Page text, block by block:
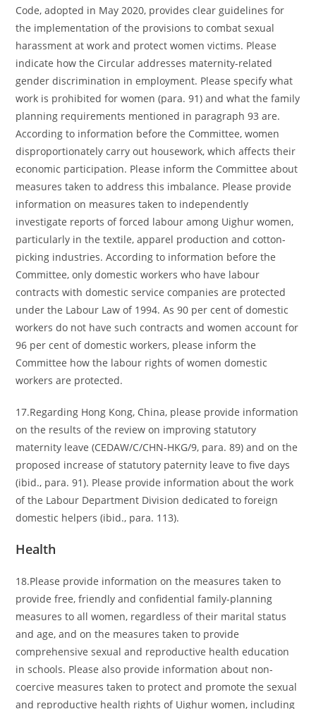
Code, adopted in May 2020, provides clear guidelines for
the implementation of the provisions to combat sexual
harassment at work and protect women victims. Please
indicate how the Circular addresses maternity-related
gender discrimination in employment. Please specify what
work is prohibited for women (para. 91) and what the family
planning requirements mentioned in paragraph 93 are.
According to information before the Committee, women
disproportionately carry out housework, which affects their
economic participation. Please inform the Committee about
measures taken to address this imbalance. Please provide
information on measures taken to independently
investigate reports of forced labour among Uighur women,
particularly in the textile, apparel production and cotton-
picking industries. According to information before the
Committee, only domestic workers who have labour
contracts with domestic service companies are protected
under the Labour Law of 1994. As 90 per cent of domestic
workers do not have such contracts and women account for
96 per cent of domestic workers, please inform the
Committee how the labour rights of women domestic
workers are protected.
17.Regarding Hong Kong, China, please provide information
on the results of the review on improving statutory
maternity leave (CEDAW/C/CHN-HKG/9, para. 89) and on the
proposed increase of statutory paternity leave to five days
(ibid., para. 91). Please provide information about the work
of the Labour Department Division dedicated to foreign
domestic helpers (ibid., para. 113).
Health
18.Please provide information on the measures taken to
provide free, friendly and confidential family-planning
measures to all women, regardless of their marital status
and age, and on the measures taken to provide
comprehensive sexual and reproductive health education
in schools. Please also provide information about non-
coercive measures taken to protect and promote the sexual
and reproductive health rights of Uighur women, including